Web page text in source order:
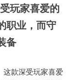
玩家喜爱的
职业，而守
备